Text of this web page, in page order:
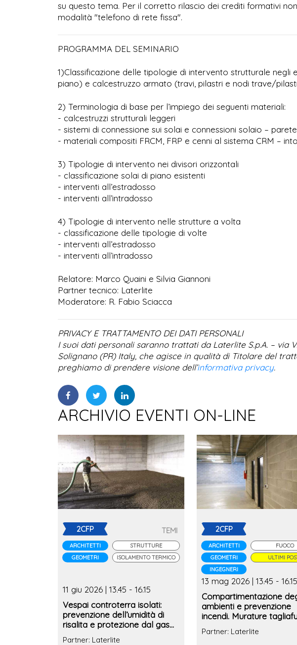
su questo tema. Per il corretto rilascio dei crediti formativi
modalità "telefono di rete fissa".
PROGRAMMA DEL SEMINARIO
1)Classificazione delle tipologie di intervento strutturale negli
piano) e calcestruzzo armato (travi, pilastri e nodi trave/
2) Terminologia di base per l’impiego dei seguenti materiali:
- calcestruzzi strutturali leggeri
- sistemi di connessione sui solai e connessioni solaio – parete
- materiali compositi FRCM, FRP e cenni al sistema CRM –
3) Tipologie di intervento nei divisori orizzontali
- classificazione solai di piano esistenti
- interventi all’estradosso
- interventi all’intradosso
4) Tipologie di intervento nelle strutture a volta
- classificazione delle tipologie di volte
- interventi all’estradosso
- interventi all’intradosso
Relatore: Marco Quaini e Silvia Giannoni
Partner tecnico: Laterlite
Moderatore: R. Fabio Sciacca
PRIVACY E TRATTAMENTO DEI DATI PERSONALI
I suoi dati personali saranno trattati da Laterlite S.p.A. – via
Solignano (PR) Italy, che agisce in qualità di Titolare del
preghiamo di prendere visione dell’informativa privacy.
ARCHIVIO EVENTI ON-LINE
2CFP
ARCHITETTI
GEOMETRI
TEMI
STRUTTURE
ISOLAMENTO TERMICO
11 giu 2026 | 13.45 - 16.15
Vespai controterra isolati:
prevenzione dell’umidità di
risalita e protezione dal gas
Partner: Laterlite
2CFP
ARCHITETTI
GEOMETRI
INGEGNERI
FUOCO
ULTIMI
13 mag 2026 | 13.45 - 16.15
Compartimentazione
ambienti e prevenzione
incendi. Murature
reali
Partner: Laterlite